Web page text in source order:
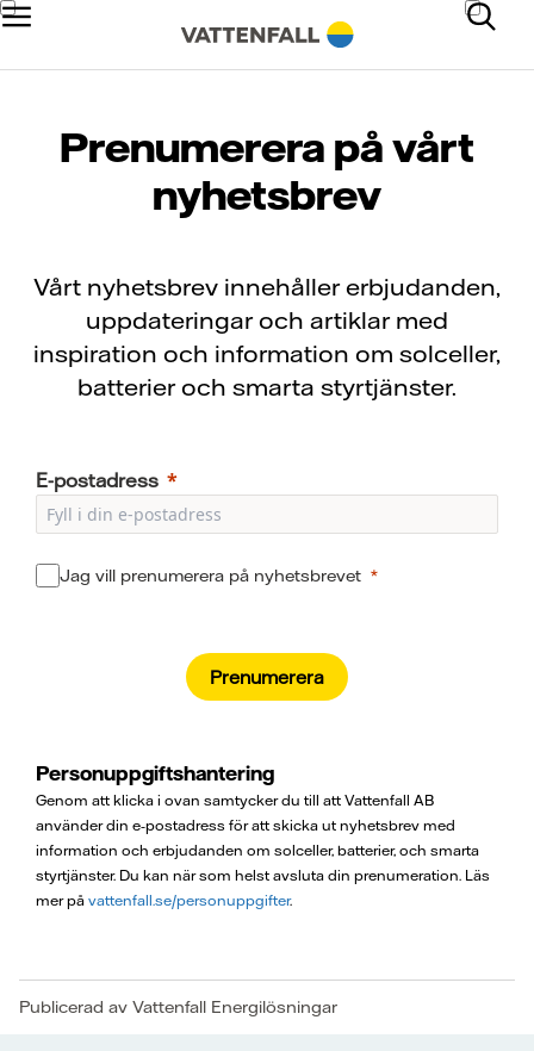
Prenumerera på vårt
nyhetsbrev
Vårt nyhetsbrev innehåller erbjudanden,
uppdateringar och artiklar med
inspiration och information om solceller,
batterier och smarta styrtjänster.
E-postadress
Jag vill prenumerera på nyhetsbrevet
Prenumerera
Personuppgiftshantering
Genom att klicka i ovan samtycker du till att Vattenfall AB
använder din e‑postadress för att skicka ut nyhetsbrev med
information och erbjudanden om solceller, batterier, och smarta
styrtjänster. Du kan när som helst avsluta din prenumeration. Läs
mer på vattenfall.se/personuppgifter.
Publicerad av Vattenfall Energilösningar